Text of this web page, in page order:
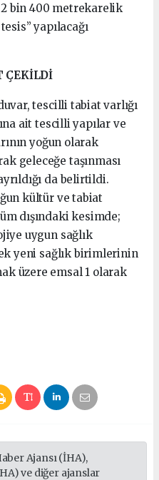
bin 400 metrekarelik
yapılacağı
ÇEKİLDİ
tescilli tabiat varlığı
ait tescilli yapılar ve
yoğun olarak
geleceğe taşınması
da belirtildi.
kültür ve tabiat
dışındaki kesimde;
uygun sağlık
yeni sağlık birimlerinin
üzere emsal 1 olarak
Ajansı (İHA),
ve diğer ajanslar